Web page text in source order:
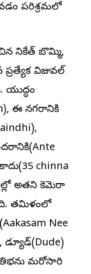
పరిశ్రమలో
నికేత్ బొమ్మి,
విజువల్
యుద్ధం
ఈ నగరానికి
chinna
అతని కెమెరా
తమిళంలో
Nee
డ్యూడ్(Dude)
మరోసారి